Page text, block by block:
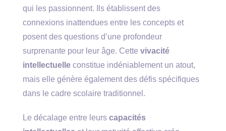
qui les passionnent. Ils établissent des
connexions inattendues entre les concepts et
posent des questions d’une profondeur
surprenante pour leur âge. Cette vivacité
intellectuelle constitue indéniablement un atout,
mais elle génère également des défis spécifiques
dans le cadre scolaire traditionnel.
Le décalage entre leurs capacités